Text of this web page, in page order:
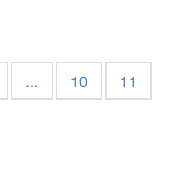
... 10
11